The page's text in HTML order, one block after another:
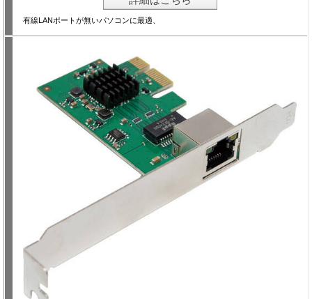
有線LANポートが無いパソコンに最適、